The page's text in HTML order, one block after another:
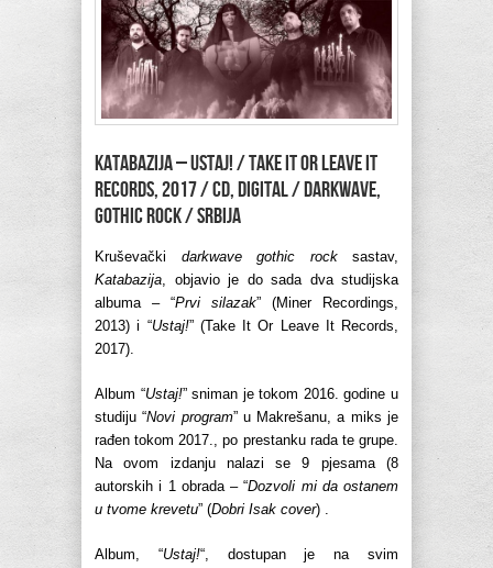
KATABAZIJA – Ustaj! / Take It Or Leave It
Records, 2017 / CD, digital / darkwave,
gothic rock / Srbija
Kruševački darkwave gothic rocksastav,
Katabazija, objavio je do sada dva studijska
albuma – “Prvi silazak” (Miner Recordings,
2013) i “Ustaj!” (Take It Or Leave It Records,
2017).
Album “Ustaj!” sniman je tokom 2016. godine u
studiju “Novi program” u Makrešanu, a miks je
rađen tokom 2017., po prestanku rada te grupe.
Na ovom izdanju nalazi se 9 pjesama (8
autorskih i 1 obrada – “Dozvoli mi da ostanem
u tvome krevetu” (Dobri Isak cover) .
Album, “Ustaj!“, dostupan je na svim